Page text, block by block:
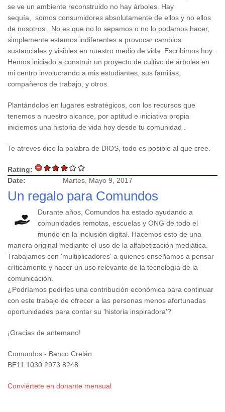
se ve un ambiente reconstruido no hay árboles. Hay
sequía, somos consumidores absolutamente de ellos y no ellos
de nosotros. No es que no lo sepamos o no lo podamos hacer,
simplemente estamos indiferentes a provocar cambios
sustanciales y visibles en nuestro medio de vida. Escribimos hoy.
Hemos iniciado a construir un proyecto de cultivo de árboles en
mi centro involucrando a mis estudiantes, sus familias,
compañeros de trabajo, y otros.
Plantándolos en lugares estratégicos, con los recursos que
tenemos a nuestro alcance, por aptitud e iniciativa propia
iniciemos una historia de vida hoy desde tu comunidad .
Te atreves dice la palabra de DIOS, todo es posible al que cree.
Rating:
Date:
Martes, Mayo 9, 2017
Un regalo para Comundos
Durante años, Comundos ha estado ayudando a
comunidades remotas, escuelas y ONG de todo el
mundo en la inclusión digital. Hacemos esto de una
manera original mediante el uso de la alfabetización mediática.
Trabajamos con 'multiplicadores' a quienes enseñamos a pensar
críticamente y hacer un uso relevante de la tecnología de la
comunicación.
¿Podríamos pedirles una contribución económica para continuar
con este trabajo de ofrecer a las personas menos afortunadas
oportunidades para contar su 'historia inspiradora'?
¡Gracias de antemano!
Comundos - Banco Crelán
BE11 1030 2973 8248
Conviértete en donante mensual